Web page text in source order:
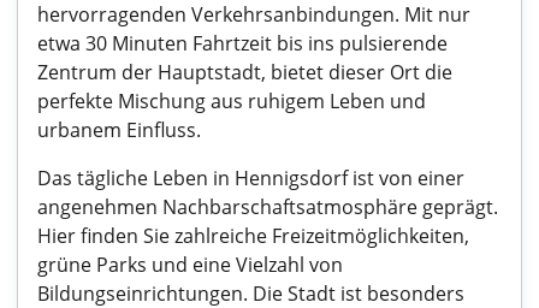
hervorragenden Verkehrsanbindungen. Mit nur
etwa 30 Minuten Fahrtzeit bis ins pulsierende
Zentrum der Hauptstadt, bietet dieser Ort die
perfekte Mischung aus ruhigem Leben und
urbanem Einfluss.
Das tägliche Leben in Hennigsdorf ist von einer
angenehmen Nachbarschaftsatmosphäre geprägt.
Hier finden Sie zahlreiche Freizeitmöglichkeiten,
grüne Parks und eine Vielzahl von
Bildungseinrichtungen. Die Stadt ist besonders